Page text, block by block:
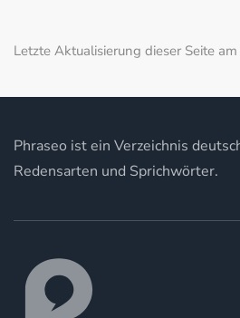
Letzte Aktualisierung dieser Seite
Phraseo ist ein Verzeichnis
Redensarten und Sprichwörter.